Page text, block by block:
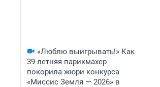
«Люблю выигрывать!» Как
39-летняя парикмахер
покорила жюри конкурса
«Миссис Земля — 2026» в